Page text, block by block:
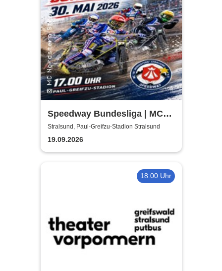
Speedway Bundesliga | MC
Nordstern Stralsund
Stralsund, Paul-Greifzu-Stadion Stralsund
19.09.2026
18:00 Uhr